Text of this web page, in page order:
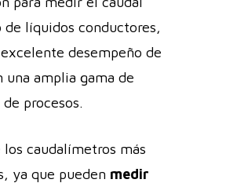
líquidos conductores,
desempeño de
una amplia gama de
procesos.
los caudalímetros más
ya que pueden medir